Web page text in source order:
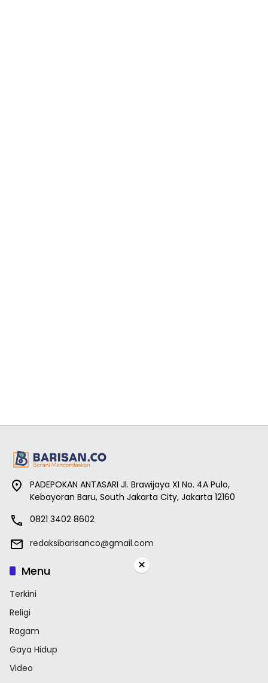
PADEPOKAN ANTASARI Jl. Brawijaya XI No. 4A Pulo,
Kebayoran Baru, South Jakarta City, Jakarta 12160
0821 3402 8602
redaksibarisanco@gmail.com
Menu
Terkini
Religi
Ragam
Gaya Hidup
Video
×